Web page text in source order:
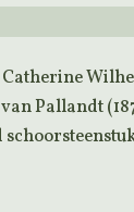
Catherine
Pallandt